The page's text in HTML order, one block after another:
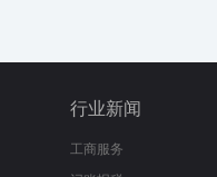
行业新闻
工商服务